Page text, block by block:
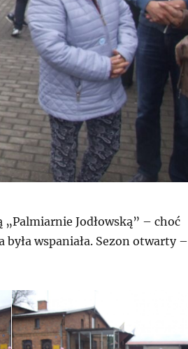
Jodłowską” – choć
wspaniała. Sezon otwarty –